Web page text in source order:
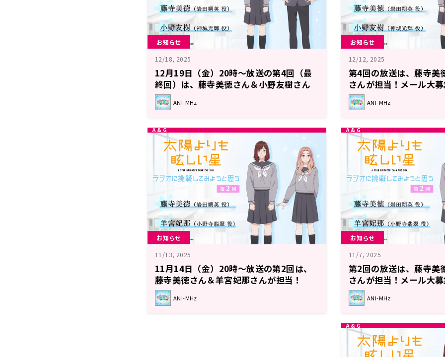
お知らせ
12/18, 2025
12月19日（金）20時～放送の第4回（最
終回）は、藤寺美徳さん＆小野友樹さん
が担当！【TVアニメ「太陽よりも眩しい
星」～ラジオに挑戦してみようと思う。
ANI-MHz
お知らせ
12/12, 2025
第4回の放送は、藤寺美
さんが担当！メール大
「太陽よりも眩しい星
してみようと思う。～】
ANI-MHz
お知らせ
11/13, 2025
11月14日（金）20時～放送の第2回は、
藤寺美徳さん＆羊宮妃那さんが担当！
【TVアニメ「太陽よりも眩しい星」～ラ
ジオに挑戦してみようと思う。～】
ANI-MHz
お知らせ
11/7, 2025
第2回の放送は、藤寺美
さんが担当！メール大
「太陽よりも眩しい星
してみようと思う。～】
ANI-MHz